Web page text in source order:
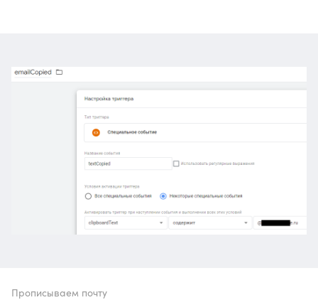
Прописываем почту​​​​​​​